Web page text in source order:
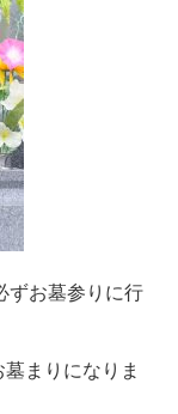
ずお墓参りに行
まりになりま